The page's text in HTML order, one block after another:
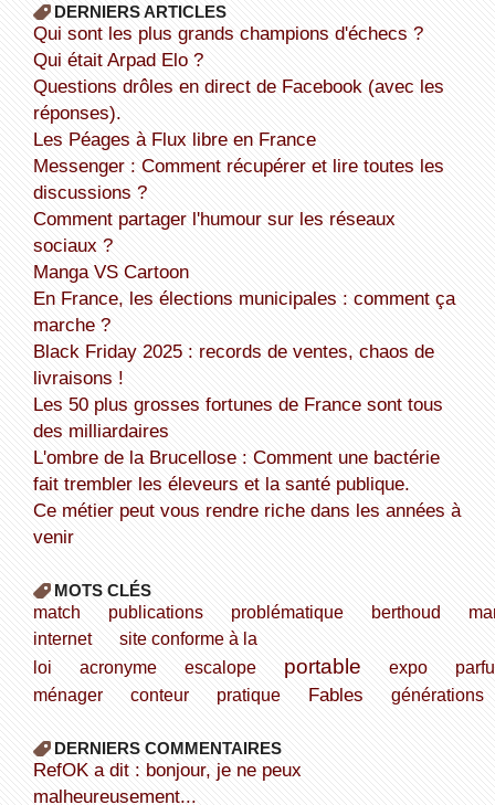
DERNIERS ARTICLES
Qui sont les plus grands champions d'échecs ?
Qui était Arpad Elo ?
Questions drôles en direct de Facebook (avec les
réponses).
Les Péages à Flux libre en France
Messenger : Comment récupérer et lire toutes les
discussions ?
Comment partager l'humour sur les réseaux
sociaux ?
Manga VS Cartoon
En France, les élections municipales : comment ça
marche ?
Black Friday 2025 : records de ventes, chaos de
livraisons !
Les 50 plus grosses fortunes de France sont tous
des milliardaires
L'ombre de la Brucellose : Comment une bactérie
fait trembler les éleveurs et la santé publique.
Ce métier peut vous rendre riche dans les années à
venir
MOTS CLÉS
match publications problématique berthoud
internet
site conforme à la
loi
acronyme escalope portable expo
ménager
conteur pratique Fables générations
DERNIERS COMMENTAIRES
refOK a dit : bonjour, je ne peux
malheureusement...